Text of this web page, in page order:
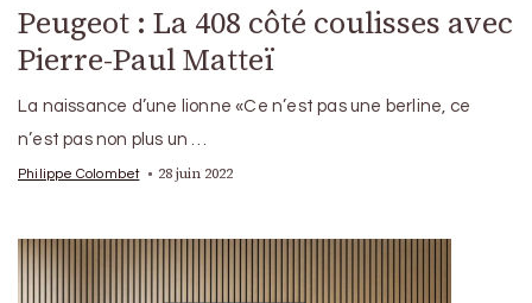
Peugeot : La 408 côté coulisses avec
Pierre-Paul Matteï
La naissance d’une lionne «Ce n’est pas une berline, ce
n’est pas non plus un …
Philippe Colombet 28 juin 2022